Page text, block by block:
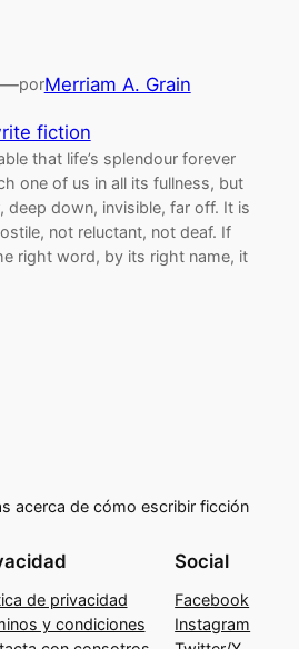
—porMerriam A. Grain
fiction
that life’s splendour forever
one of us in all its fullness, but
deep down, invisible, far off. It is
not reluctant, not deaf. If
right word, by its right name, it
acerca de cómo escribir ficción
de privacidad
y condiciones
Social
Facebook
Instagram